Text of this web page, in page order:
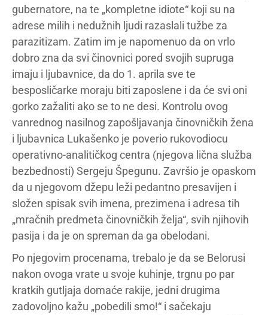
gubernatore, na te „kompletne idiote“ koji su na
adrese milih i nedužnih ljudi razaslali tužbe za
parazitizam. Zatim im je napomenuo da on vrlo
dobro zna da svi činovnici pored svojih supruga
imaju i ljubavnice, da do 1. aprila sve te
besposličarke moraju biti zaposlene i da će svi oni
gorko zažaliti ako se to ne desi. Kontrolu ovog
vanrednog nasilnog zapošljavanja činovničkih žena
i ljubavnica Lukašenko je poverio rukovodiocu
operativno-analitičkog centra (njegova lična služba
bezbednosti) Sergeju Špegunu. Završio je opaskom
da u njegovom džepu leži pedantno presavijen i
složen spisak svih imena, prezimena i adresa tih
„mračnih predmeta činovničkih želja“, svih njihovih
pasija i da je on spreman da ga obelodani.
Po njegovim procenama, trebalo je da se Belorusi
nakon ovoga vrate u svoje kuhinje, trgnu po par
kratkih gutljaja domaće rakije, jedni drugima
zadovoljno kažu „pobedili smo!“ i sačekaju